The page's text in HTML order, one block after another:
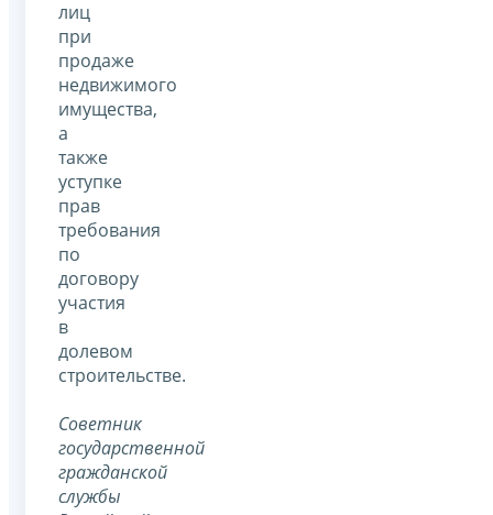
лиц
при
продаже
недвижимого
имущества,
а
также
уступке
прав
требования
по
договору
участия
в
долевом
строительстве.
Советник
государственной
гражданской
службы